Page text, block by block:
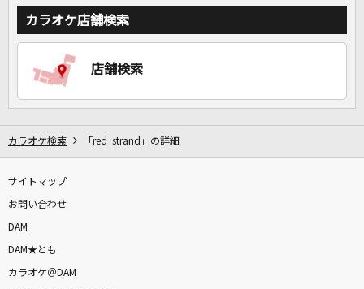
カラオケ店舗検索
店舗検索
カラオケ検索 「red strand」の詳細
サイトマップ
お問い合わせ
DAM
DAM★とも
カラオケ＠DAM